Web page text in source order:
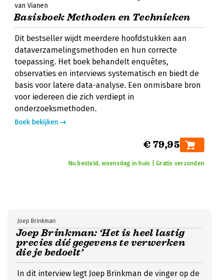
van Vianen
Basisboek Methoden en Technieken
Dit bestseller wijdt meerdere hoofdstukken aan
dataverzamelingsmethoden en hun correcte
toepassing. Het boek behandelt enquêtes,
observaties en interviews systematisch en biedt de
basis voor latere data-analyse. Een onmisbare bron
voor iedereen die zich verdiept in
onderzoeksmethoden.
Boek bekijken
€ 79,95
Nu besteld, woensdag in huis | Gratis verzonden
Joep Brinkman: ‘Het is heel lastig
precies díé gegevens te verwerken
die je bedoelt’
Joep Brinkman
In dit interview legt Joep Brinkman de vinger op de